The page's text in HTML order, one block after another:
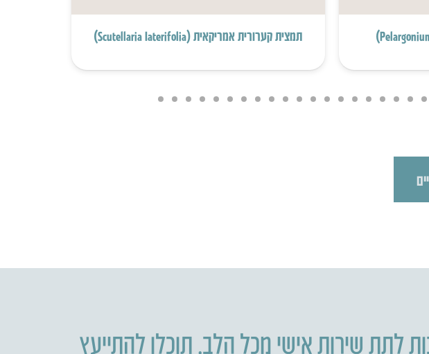
תמצית קערורית אמריקאית (Scutellaria Iaterifolia)
לתת שירות אישי מכל הלב. תוכלו להתייעץ